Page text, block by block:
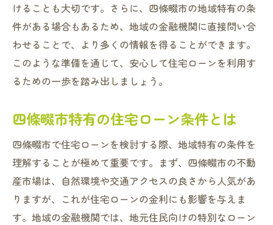
地域特性に合った住宅ローンの選択
返済条件を見極める四條畷市住宅ローンの賢い
選択
返済プランの種類と特徴
四條畷市特有の返済条件とは
早期完済のメリットとデメリット
返済条件変更の可能性を探る
四條畷市で理想の住まいを実現する住宅ローン
の選び方
けることも大切です。さらに、四條畷市の地域特有の条
件がある場合もあるため、地域の金融機関に直接問い合
わせることで、より多くの情報を得ることができます。
このような準備を通じて、安心して住宅ローンを利用す
るための一歩を踏み出しましょう。
四條畷市特有の住宅ローン条件とは
四條畷市で住宅ローンを検討する際、地域特有の条件を
理解することが極めて重要です。まず、四條畷市の不動
産市場は、自然環境や交通アクセスの良さから人気があ
りますが、これが住宅ローンの金利にも影響を与えま
す。地域の金融機関では、地元住民向けの特別なローン